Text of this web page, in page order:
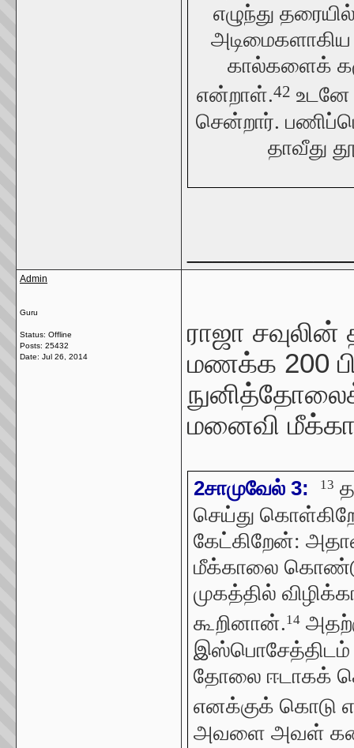
எழுந்து
கால்களைக்
என்றாள்.42 உடனே
சென்றார்.
தாவீது
Admin
Guru
Status: Offline
Posts: 25432
Date: Jul 26, 2014
ராஜா
மணக்க 200
மனைவி
2சாமுவேல் 3: 13
செய்து
கேட்கிறேன்:
மீக்காலை
முகத்தில்
கூறினான்.14
இஸ்பொசேத்திடம்
தோலை ஈடாகக்
எனக்குக் கொடு
அவளை அவள்